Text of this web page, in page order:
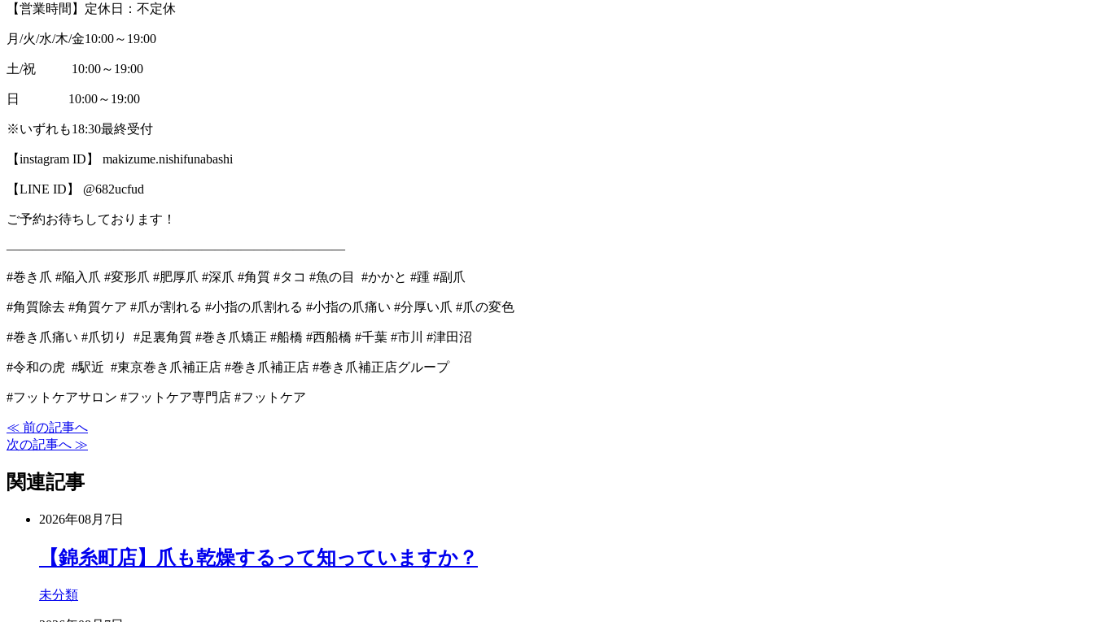
【営業時間】定休日：不定休
月/火/水/木/金10:00～19:00
土/祝 10:00～19:00
日 10:00～19:00
※いずれも18:30最終受付
【instagram ID】 makizume.nishifunabashi
【LINE ID】 @682ucfud
ご予約お待ちしております！
――――――――――――――――――――――――――
#巻き爪 #陥入爪 #変形爪 #肥厚爪 #深爪 #角質 #タコ #魚の目 #かかと #踵 #副爪
#角質除去 #角質ケア #爪が割れる #小指の爪割れる #小指の爪痛い #分厚い爪 #爪の変色
#巻き爪痛い #爪切り #足裏角質 #巻き爪矯正 #船橋 #西船橋 #千葉 #市川 #津田沼
#令和の虎 #駅近 #東京巻き爪補正店 #巻き爪補正店 #巻き爪補正店グループ
#フットケアサロン #フットケア専門店 #フットケア
≪ 前の記事へ
次の記事へ ≫
関連記事
2026年08月7日
【錦糸町店】爪も乾燥するって知っていますか？
未分類